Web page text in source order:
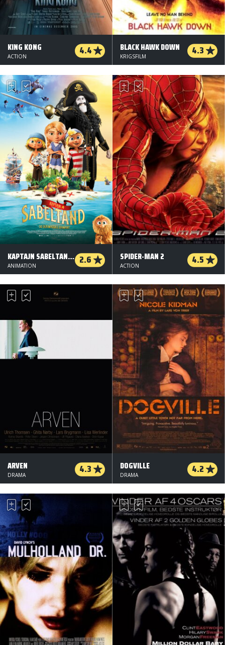
KING KONG 4.4
ACTION
BLACK HAWK DOWN 4.3
KRIGSFILM
KAPTAJN SABELTAND OG DEN MAGISKE DIAMANT 2.6
ANIMATION
SPIDER-MAN 2 4.5
ACTION
ARVEN 4.3
DRAMA
DOGVILLE 4.2
DRAMA